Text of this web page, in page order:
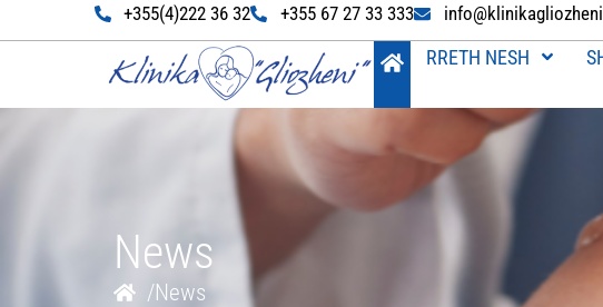
+355(4)222 36 32 +355 67 27 33 333
RRETH NESH
News
/News